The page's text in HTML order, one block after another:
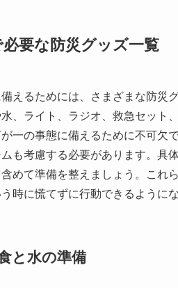
必要な防災グッズ一覧
えるためには、さまざまな防災
、ライト、ラジオ、救急セット
一の事態に備えるために不可欠
も考慮する必要があります。具
めて準備を整えましょう。これ
時に慌てずに行動できるようにな
と水の準備